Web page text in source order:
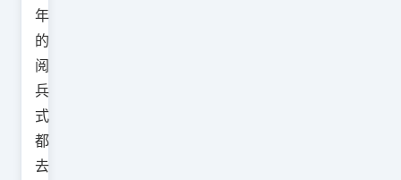
年
的
阅
兵
式
都
去